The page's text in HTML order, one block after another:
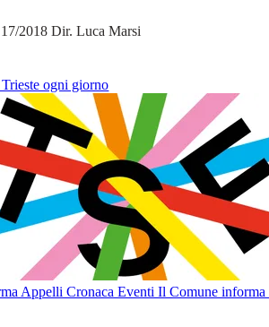
2018 Dir. Luca Marsi
ogni giorno
Appelli Cronaca Eventi Il Comune informa